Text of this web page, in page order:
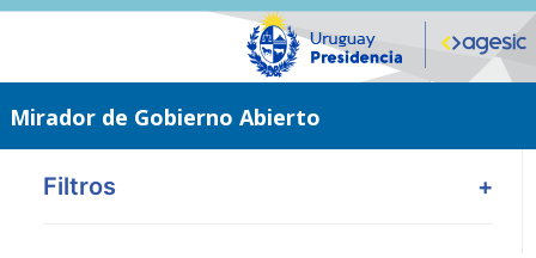
Saltar
Mirador de Gobierno Abierto
Filtros +